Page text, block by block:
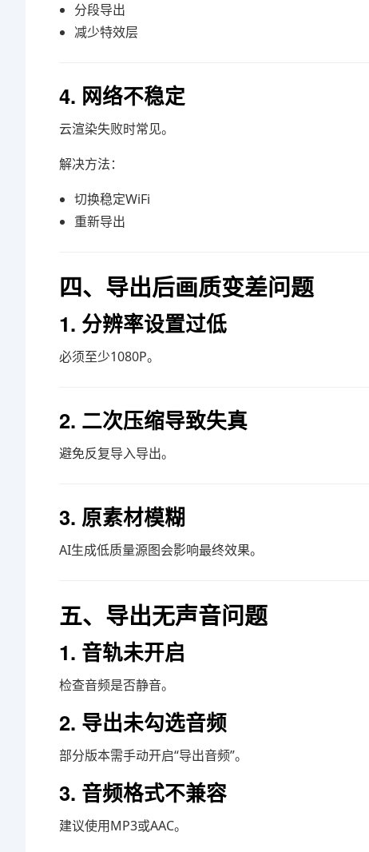
分段导出
减少特效层
4. 网络不稳定
云渲染失败时常见。
解决方法：
切换稳定WiFi
重新导出
四、导出后画质变差问题
1. 分辨率设置过低
必须至少1080P。
2. 二次压缩导致失真
避免反复导入导出。
3. 原素材模糊
AI生成低质量源图会影响最终效果。
五、导出无声音问题
1. 音轨未开启
检查音频是否静音。
2. 导出未勾选音频
部分版本需手动开启“导出音频”。
3. 音频格式不兼容
建议使用MP3或AAC。